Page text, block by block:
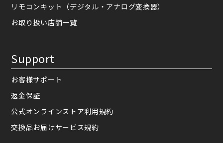
リモコンキット（デジタル・アナログ変換器）
お取り扱い店舗一覧
Support
お客様サポート
返金保証
公式オンラインストア利用規約
交換品お届けサービス規約